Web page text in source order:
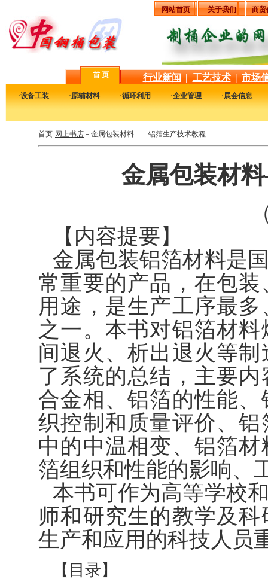
网站首页 关于我们 商贸
首 页 行业新闻 | 工艺技术 | 市场
·设备工装 ·原辅材料 ·循环利用 ·企业管理 ·展会信息
首页-网上书店 －金属包装材料——铝箔生产技术教程
金属包装材
【内容提要】
金属包装铝箔材料是
常重要的产品，在包
用途，是生产工序最
之一。本书对铝箔材
间退火、析出退火等
了系统的总结，主要
合金相、铝箔的性能
织控制和质量评价、
中的中温相变、铝箔
箔组织和性能的影响、
本书可作为高等学校
师和研究生的教学及
生产和应用的科技人员
【目录】